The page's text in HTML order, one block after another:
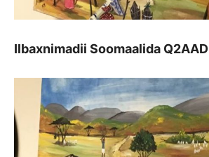
Ilbaxnimadii Soomaalida Q2AAD